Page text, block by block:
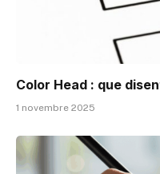
Color Head : que
1 novembre 2025